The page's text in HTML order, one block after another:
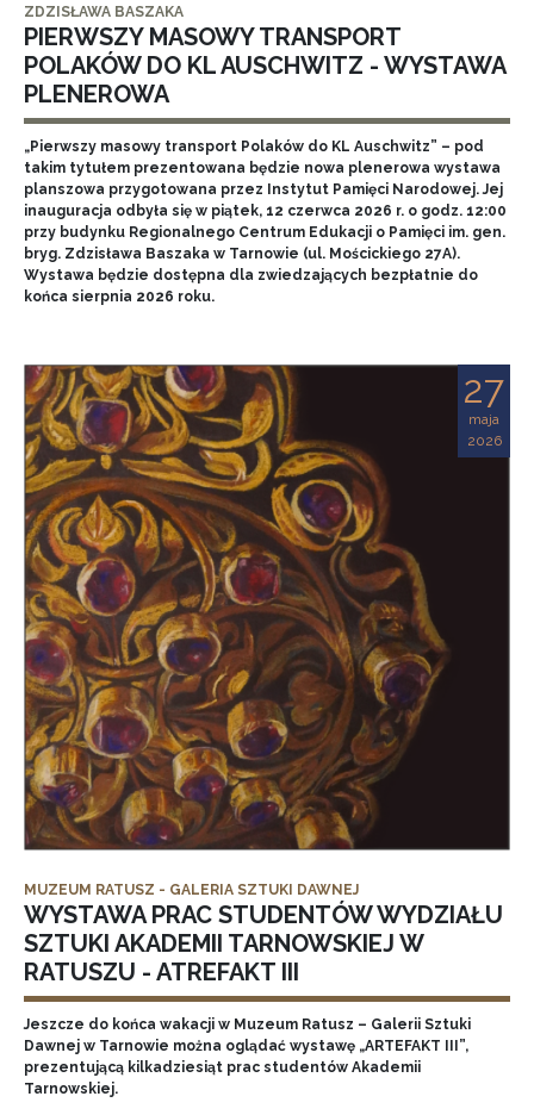
ZDZISŁAWA BASZAKA
PIERWSZY MASOWY TRANSPORT
POLAKÓW DO KL AUSCHWITZ - WYSTAWA
PLENEROWA
„Pierwszy masowy transport Polaków do KL Auschwitz” – pod
takim tytułem prezentowana będzie nowa plenerowa wystawa
planszowa przygotowana przez Instytut Pamięci Narodowej. Jej
inauguracja odbyła się w piątek, 12 czerwca 2026 r. o godz. 12:00
przy budynku Regionalnego Centrum Edukacji o Pamięci im. gen.
bryg. Zdzisława Baszaka w Tarnowie (ul. Mościckiego 27A).
Wystawa będzie dostępna dla zwiedzających bezpłatnie do
końca sierpnia 2026 roku.
27
maja
2026
MUZEUM RATUSZ - GALERIA SZTUKI DAWNEJ
WYSTAWA PRAC STUDENTÓW WYDZIAŁU
SZTUKI AKADEMII TARNOWSKIEJ W
RATUSZU - ATREFAKT III
Jeszcze do końca wakacji w Muzeum Ratusz – Galerii Sztuki
Dawnej w Tarnowie można oglądać wystawę „ARTEFAKT III”,
prezentującą kilkadziesiąt prac studentów Akademii
Tarnowskiej.